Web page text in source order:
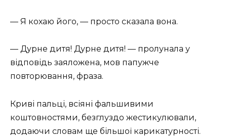
— Я кохаю його, — просто сказала вона.
— Дурне дитя! Дурне дитя! — пролунала у
відповідь заяложена, мов папужче
повторювання, фраза.
Криві пальці, всіяні фальшивими
коштовностями, безглуздо жестикулювали,
додаючи словам ще більшої карикатурності.